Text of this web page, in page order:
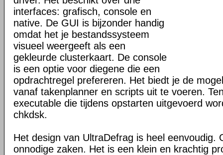
interfaces: grafisch, console en
native. De GUI is bijzonder handig
omdat het je bestandssysteem
visueel weergeeft als een
gekleurde clusterkaart. De console
is een optie voor diegene die een
opdrachtregel prefereren. Het biedt je de
vanaf takenplanner en scripts uit te voeren.
executable die tijdens opstarten uitgevoerd
chkdsk.
Het design van UltraDefrag is heel eenvoudig.
onnodige zaken. Het is een klein en krachtig